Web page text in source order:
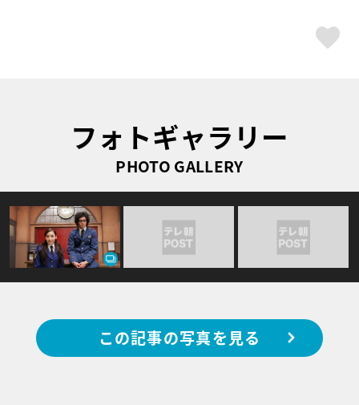
フォトギャラリー
PHOTO GALLERY
この記事の写真を見る